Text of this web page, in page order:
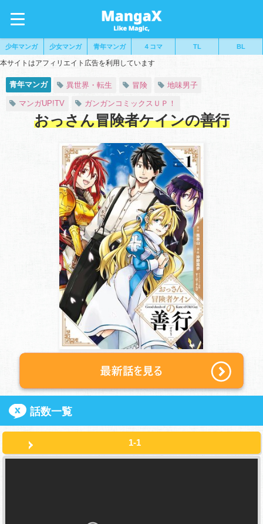
少年マンガ 少女マンガ 青年マンガ ４コマ TL BL
本サイトはアフィリエイト広告を利用しています
青年マンガ 異世界・転生 冒険 地味男子
マンガUP!TV ガンガンコミックスＵＰ！
おっさん冒険者ケインの善行
話数一覧
1-1